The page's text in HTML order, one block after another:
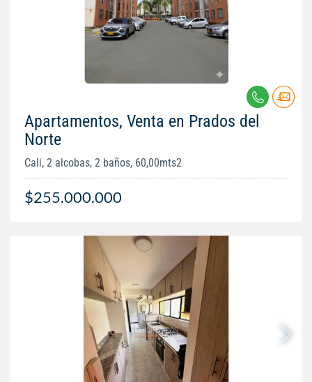
Apartamentos, Venta en Prados del
Norte
Cali, 2 alcobas, 2 baños, 60,00mts2
$255.000.000